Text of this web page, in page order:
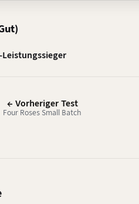
Leistungssieger
← Vorheriger Test
Four Roses Small Batch